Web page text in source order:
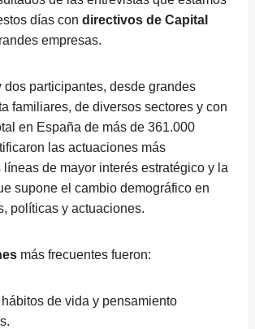
días con directivos de Capital
empresas.
dos participantes, desde grandes
familiares, de diversos sectores y con
en España de más de 361.000
las actuaciones más
líneas de mayor interés estratégico y la
supone el cambio demográfico en
políticas y actuaciones.
más frecuentes fueron:
de vida y pensamiento